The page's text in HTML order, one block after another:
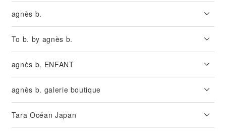
agnès b.
To b. by agnès b.
agnès b. ENFANT
agnès b. galerie boutique
Tara Océan Japan